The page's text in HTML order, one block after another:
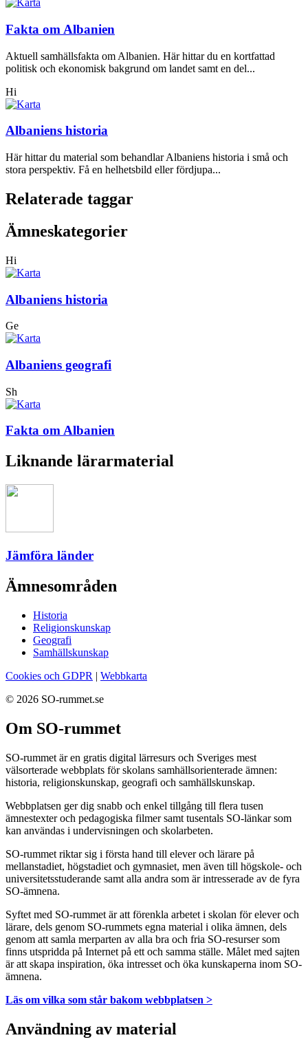
Fakta om Albanien
Aktuell samhällsfakta om Albanien. Här hittar du en kortfattad
politisk och ekonomisk bakgrund om landet samt en del...
Hi
Albaniens historia
Här hittar du material som behandlar Albaniens historia i små och
stora perspektiv. Få en helhetsbild eller fördjupa...
Relaterade taggar
Ämneskategorier
Hi
Albaniens historia
Ge
Albaniens geografi
Sh
Fakta om Albanien
Liknande lärarmaterial
Jämföra länder
Ämnesområden
Historia
Religionskunskap
Geografi
Samhällskunskap
Cookies och GDPR | Webbkarta
© 2026 SO-rummet.se
Om SO-rummet
SO-rummet är en gratis digital lärresurs och Sveriges mest
välsorterade webbplats för skolans samhällsorienterade ämnen:
historia, religionskunskap, geografi och samhällskunskap.
Webbplatsen ger dig snabb och enkel tillgång till flera tusen
ämnestexter och pedagogiska filmer samt tusentals SO-länkar som
kan användas i undervisningen och skolarbeten.
SO-rummet riktar sig i första hand till elever och lärare på
mellanstadiet, högstadiet och gymnasiet, men även till högskole- och
universitetsstuderande samt alla andra som är intresserade av de fyra
SO-ämnena.
Syftet med SO-rummet är att förenkla arbetet i skolan för elever och
lärare, dels genom SO-rummets egna material i olika ämnen, dels
genom att samla merparten av alla bra och fria SO-resurser som
finns utspridda på Internet på ett och samma ställe. Målet med sajten
är att skapa inspiration, öka intresset och öka kunskaperna inom SO-
ämnena.
Läs om vilka som står bakom webbplatsen >
Användning av material